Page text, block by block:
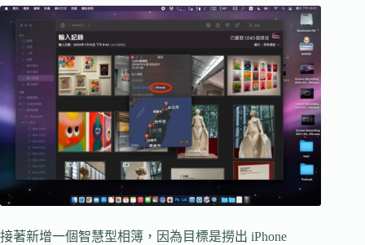
接著新增一個智慧型相簿，因為目標是撈出 iPhone